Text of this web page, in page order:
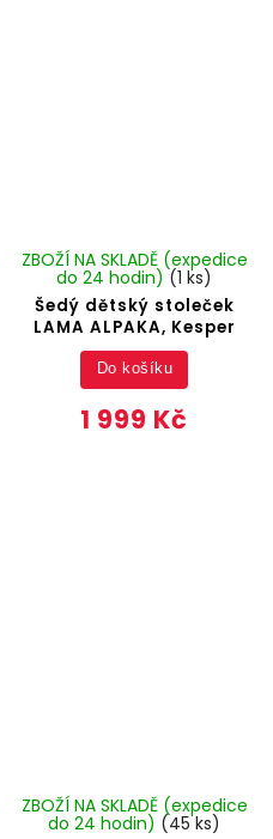
Šedý dětský stoleček
LAMA ALPAKA, Kesper
ZBOŽÍ NA SKLADĚ (expedice
do 24 hodin)(1 ks)
1 999 Kč
Do košíku
ZBOŽÍ NA SKLADĚ (expedice
do 24 hodin) (45 ks)